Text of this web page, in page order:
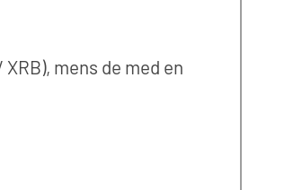
mens de med en